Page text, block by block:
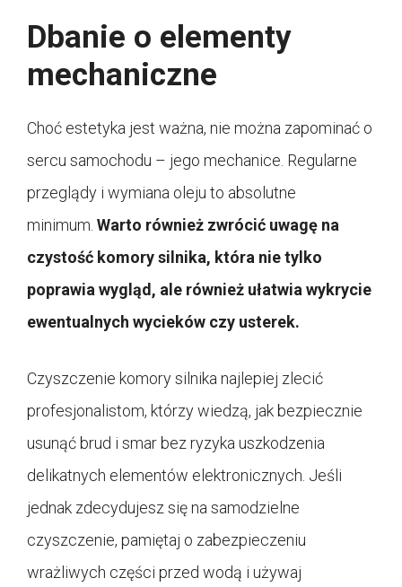
Dbanie o elementy
mechaniczne
Choć estetyka jest ważna, nie można zapominać o
sercu samochodu – jego mechanice. Regularne
przeglądy i wymiana oleju to absolutne
minimum. Warto również zwrócić uwagę na
czystość komory silnika, która nie tylko
poprawia wygląd, ale również ułatwia wykrycie
ewentualnych wycieków czy usterek.
Czyszczenie komory silnika najlepiej zlecić
profesjonalistom, którzy wiedzą, jak bezpiecznie
usunąć brud i smar bez ryzyka uszkodzenia
delikatnych elementów elektronicznych. Jeśli
jednak zdecydujesz się na samodzielne
czyszczenie, pamiętaj o zabezpieczeniu
wrażliwych części przed wodą i używaj